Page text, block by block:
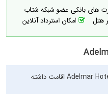
های بانکی عضو شبکه شتاب
هتل
امکان استرداد آنلاین
چه زمانی می خواهید در Adelmar Hotel Istanbul اقامت داشته